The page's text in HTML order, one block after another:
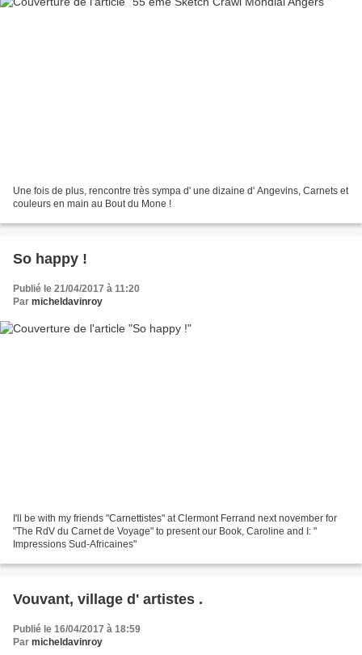
Une fois de plus, rencontre très sympa d' une dizaine d' Angevins, Carnets et
couleurs en main au Bout du Mone !
So happy !
Publié le 21/04/2017 à 11:20
Par micheldavinroy
I'll be with my friends "Carnettistes" at Clermont Ferrand next november for
"The RdV du Carnet de Voyage" to present our Book, Caroline and I: "
Impressions Sud-Africaines"
Vouvant, village d' artistes .
Publié le 16/04/2017 à 18:59
Par micheldavinroy